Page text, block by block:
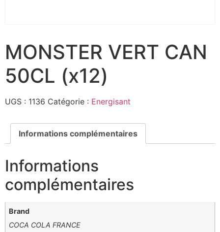
MONSTER VERT CAN
50CL (x12)
UGS : 1136 Catégorie : Energisant
Informations complémentaires
Informations
complémentaires
Brand
COCA COLA FRANCE